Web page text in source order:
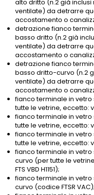
alto dritto (n.2 già
ventilate) da detrarre
accostamento o
detrazione fianco
basso dritto (n.2 già
ventilate) da detrarre
accostamento o
detrazione fianco
basso dritto-curvo (n.2
ventilate) da detrarre
accostamento o
fianco terminale in
tutte le vetrine, eccetto:
fianco terminale in
tutte le vetrine, eccetto:
fianco terminale in
tutte le vetrine, eccetto:
fianco terminale in
curvo (per tutte le
FTS VBD H1151);
fianco terminale in
curvo (codice FTSR VAC);